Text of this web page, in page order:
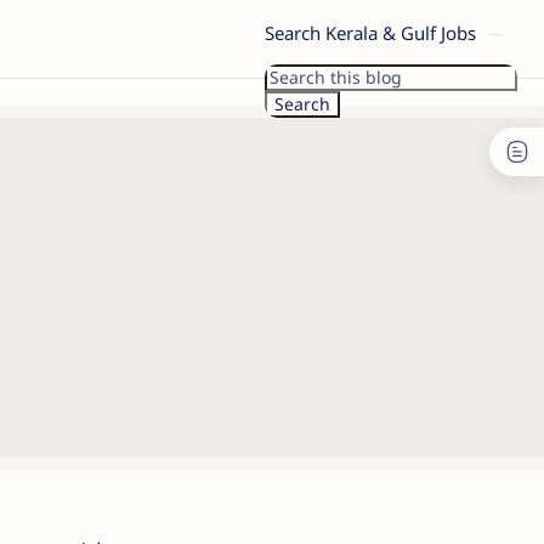
Search Kerala & Gulf Jobs